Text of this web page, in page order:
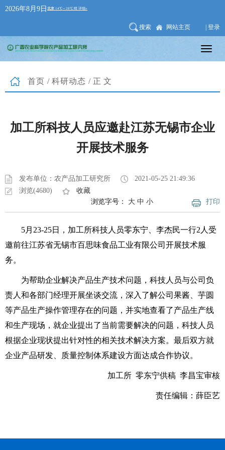
2026年8月9日
搜索 网站主页 | 登录
首页 / 科研动态 /正文
加工所科技人员应邀赴江苏无锡市企业
开展技术服务
发布单位：农产品加工研究所
2021-05-25 21:49:36
浏览(4680)
收藏
打印
浏览字号： 大 中 小
5月23-25日，加工所科技人员零东宁、李杰民一行2人受
邀前往江苏省无锡市百思味食品工业有限公司开展技术服
务。
为帮助企业解决产品生产技术问题，科技人员与公司负
责人和各部门经理开展坐谈交流，深入了解公司果酱、芋圆
等产品生产操作管理存在的问题，并实地查看了产品生产线
和生产现场，就企业提出了当前需要解决的问题，科技人员
根据企业现状提出针对性的相关技术解决方案。最后双方就
企业产品研发、质量控制体系建设方面达成合作协议。
加工所 零东宁供稿 李昌宝审核
责任编辑：薛臣艺